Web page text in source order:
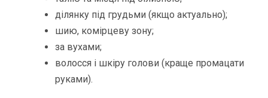
ділянку під грудьми (якщо актуально);
шию, комірцеву зону;
за вухами;
волосся і шкіру голови (краще промацати
руками).